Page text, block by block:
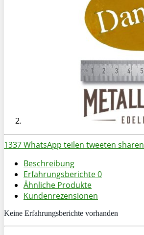
1337WhatsApp teilen tweeten sharen
Beschreibung
Erfahrungsberichte0
Ähnliche Produkte
Kundenrezensionen
Keine Erfahrungsberichte vorhanden